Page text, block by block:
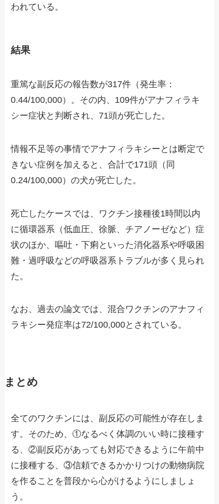
われている。
結果
重篤な副反応の報告数が317件（発生率：
0.44/100,000）。その内、109件がアナフィラキ
シー症状と判断され、71頭が死亡した。
情報不足等の事情でアナフィラキシーとは断定で
きない症例を加えると、合計で171頭（同
0.24/100,000）の犬が死亡した。
死亡したケースでは、ワクチン接種後1時間以内
に循環器系（低血圧、徐脈、チアノーゼなど）症
状のほか、嘔吐・下痢といった消化器系や呼吸困
難・過呼吸などの呼吸器系トラブルが多く見られ
た。
なお、過去の論文では、混合ワクチンのアナフィ
ラキシー発症率は72/100,000とされている。
まとめ
全てのワクチンには、副反応の可能性が存在しま
す。そのため、①なるべく体調のいい時に接種す
る、②副反応があっても対応できるように午前中
に接種する、③信頼できるかかりつけの動物病院
を作ることを普段から心がけるようにしましょ
う。